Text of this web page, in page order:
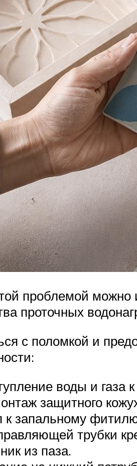
проблемой можно
проточных
с поломкой и
воды и газа
защитного
к запальному
трубки
из паза.